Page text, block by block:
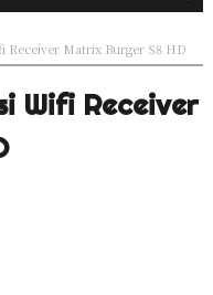
Receiver Matrix Burger S8 HD
Wifi Receiver